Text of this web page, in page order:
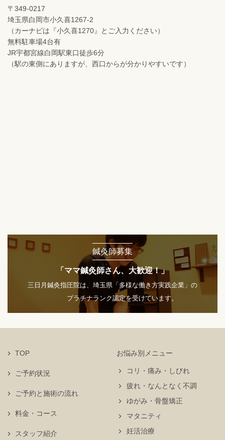
〒349-0217
埼玉県白岡市小久喜1267-2
（カーナビは『小久喜1270』とご入力ください）
無料駐車場4台有
JR宇都宮線白岡駅東口徒歩6分
（駅の東側にありますが、西口からが分かりやすいです）
鍼灸師募集
「ママ鍼灸師さん、大歓迎！」
三日月鍼灸指圧院は、埼玉県「多様な働き方実践企業」の
プラチナランク認定を受けています。
TOP
ご予約状況
お悩み別メニュー
コリ・痛み・しびれ
疲れ・なんとなく不調
ゆがみ・骨盤矯正
マタニティ
妊活治療
ご予約と施術の流れ
料金・コース
スタッフ紹介